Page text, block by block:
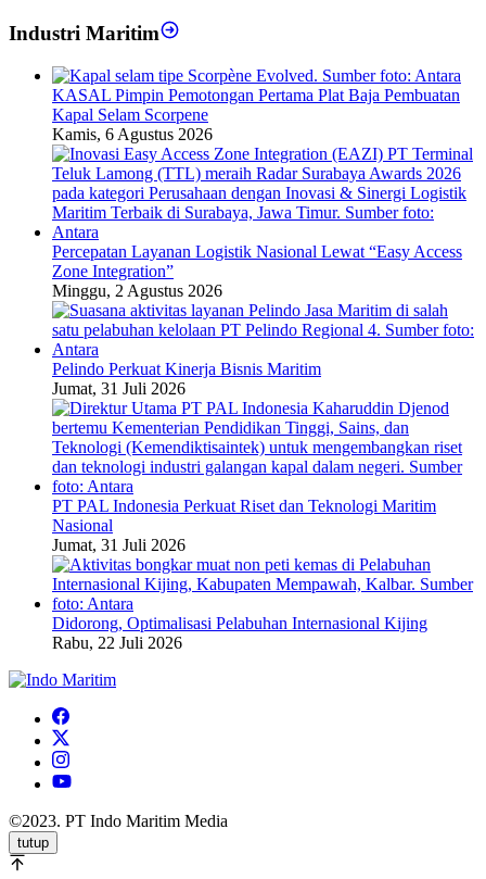
Industri Maritim
KASAL Pimpin Pemotongan Pertama Plat Baja Pembuatan
Kapal Selam Scorpene
Kamis, 6 Agustus 2026
Percepatan Layanan Logistik Nasional Lewat “Easy Access
Zone Integration”
Minggu, 2 Agustus 2026
Pelindo Perkuat Kinerja Bisnis Maritim
Jumat, 31 Juli 2026
PT PAL Indonesia Perkuat Riset dan Teknologi Maritim
Nasional
Jumat, 31 Juli 2026
Didorong, Optimalisasi Pelabuhan Internasional Kijing
Rabu, 22 Juli 2026
©2023. PT Indo Maritim Media
tutup